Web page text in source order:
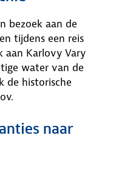
bezoek aan de
tijdens een reis
aan Karlovy Vary
water van de
de historische
naar